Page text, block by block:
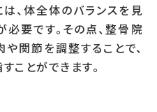
、体全体のバランスを見
必要です。その点、整骨院
関節を調整することで、
ことができます。